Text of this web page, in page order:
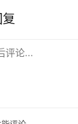
评论...